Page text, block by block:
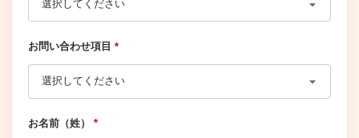
お問い合わせ項目 *
お名前（姓） *